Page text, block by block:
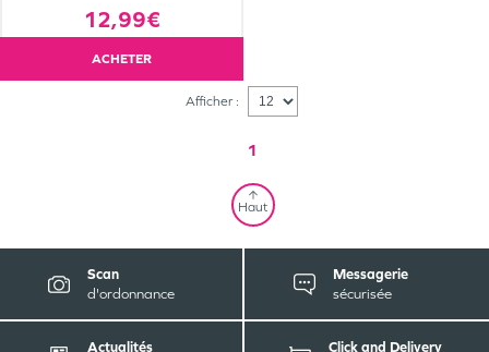
12,99€
ACHETER
Afficher :
1
Haut
Scan
d'ordonnance
Messagerie
sécurisée
Actualités
Click and Delivery